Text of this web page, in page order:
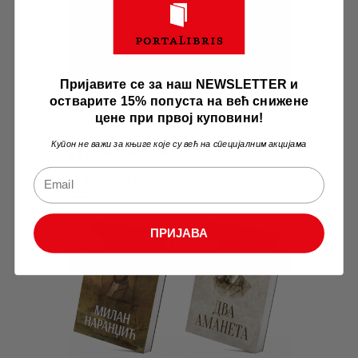
Лов на грешке
Штап у равнотежи
Повезани
производи
Пријавите се за наш NEWSLETTER и
остварите 15% попуста на већ снижене
цене при првој куповини!
Купон не важи за књиге које су већ на специјалним акцијама
ПРИЈАВА